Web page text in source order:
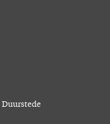
Duurstede